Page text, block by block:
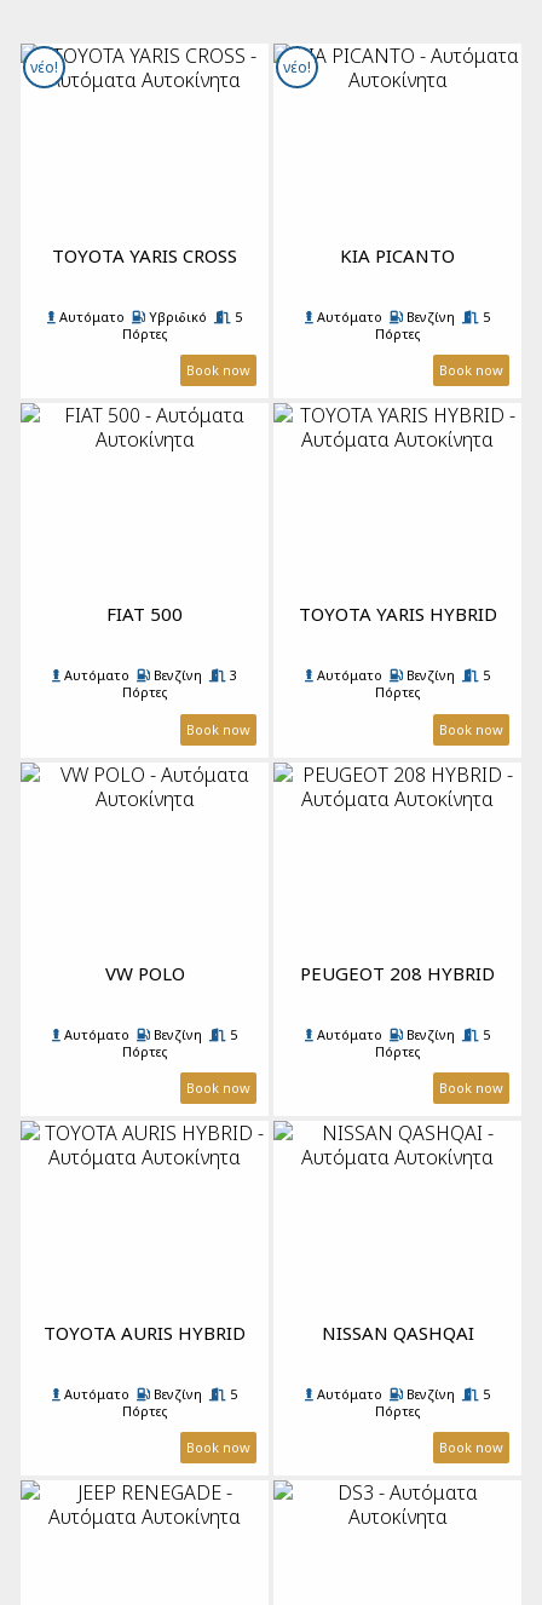
Ηλεκτρικά Αυτοκίνητα
TOYOTA YARIS CROSS
Αυτόματο Υβριδικό
5
Πόρτες
Βαλίτσα & 2 Μικρές
A/C
Book now
νέο!
KIA PICANTO
Αυτόματο Βενζίνη
5
Πόρτες
Book now
νέο!
FIAT 500
Αυτόματο Βενζίνη
3
Πόρτες
Book now
TOYOTA YARIS HYBRID
Αυτόματο Βενζίνη
5
Πόρτες
Book now
VW POLO
Αυτόματο Βενζίνη
5
Πόρτες
2 Βαλίτσες
A/C
Book now
PΕUGEOT 208 HYBRID
Αυτόματο Βενζίνη
5
Πόρτες
2 Βαλίτσες
A/C
Book now
TOYOTA AURIS HYBRID
Αυτόματο Βενζίνη
5
Πόρτες
Book now
NISSAN QASHQAI
Αυτόματο Βενζίνη
5
Πόρτες
Book now